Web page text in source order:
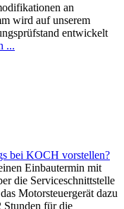
an
wird auf unserem
entwickelt
...
bei KOCH vorstellen?
Einbautermin mit
die Serviceschnittstelle
Motorsteuergerät dazu
Stunden für die